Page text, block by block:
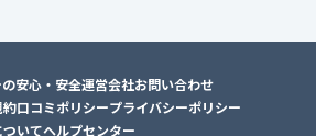
安心・安全運営会社お問い合わせ
口コミポリシープライバシーポリシー
いてヘルプセンター